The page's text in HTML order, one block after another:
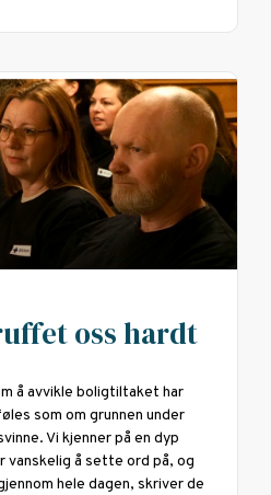
oss hardt
å avvikle boligtiltaket har
som om grunnen under
Vi kjenner på en dyp
vanskelig å sette ord på, og
hele dagen, skriver de